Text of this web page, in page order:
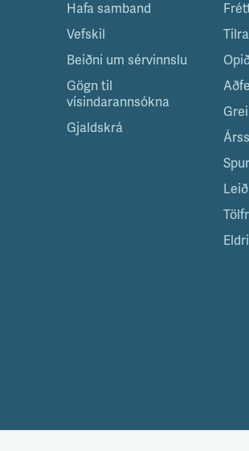
Hafa samband
Vefskil
Beiðni um sérvinnslu
Gögn til
vísindarannsókna
Gjaldskrá